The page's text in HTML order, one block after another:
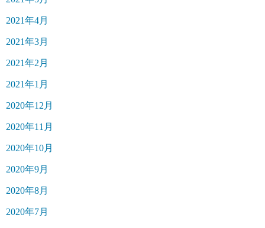
2021年4月
2021年3月
2021年2月
2021年1月
2020年12月
2020年11月
2020年10月
2020年9月
2020年8月
2020年7月